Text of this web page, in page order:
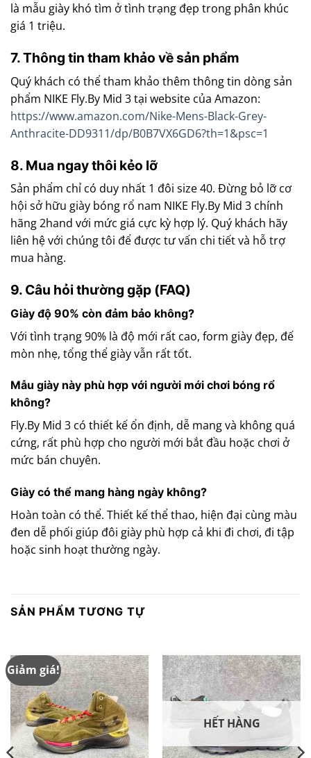
là mẫu giày khó tìm ở tình trạng đẹp trong phân khúc
giá 1 triệu.
7. Thông tin tham khảo về sản phẩm
Quý khách có thể tham khảo thêm thông tin dòng sản
phẩm NIKE Fly.By Mid 3 tại website của Amazon:
https://www.amazon.com/Nike-Mens-Black-Grey-
Anthracite-DD9311/dp/B0B7VX6GD6?th=1&psc=1
8. Mua ngay thôi kẻo lỡ
Sản phẩm chỉ có duy nhất 1 đôi size 40. Đừng bỏ lỡ cơ
hội sở hữu giày bóng rổ nam NIKE Fly.By Mid 3 chính
hãng 2hand với mức giá cực kỳ hợp lý. Quý khách hãy
liên hệ với chúng tôi để được tư vấn chi tiết và hỗ trợ
mua hàng.
9. Câu hỏi thường gặp (FAQ)
Giày độ 90% còn đảm bảo không?
Với tình trạng 90% là độ mới rất cao, form giày đẹp, đế
mòn nhẹ, tổng thể giày vẫn rất tốt.
Mẫu giày này phù hợp với người mới chơi bóng rổ
không?
Fly.By Mid 3 có thiết kế ổn định, dễ mang và không quá
cứng, rất phù hợp cho người mới bắt đầu hoặc chơi ở
mức bán chuyên.
Giày có thể mang hàng ngày không?
Hoàn toàn có thể. Thiết kế thể thao, hiện đại cùng màu
đen dễ phối giúp đôi giày phù hợp cả khi đi chơi, đi tập
hoặc sinh hoạt thường ngày.
SẢN PHẨM TƯƠNG TỰ
Giảm giá!
HẾT HÀNG